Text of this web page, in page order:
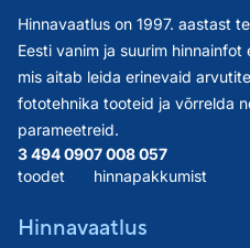
Hinnavaatlus on 1997. aastast
Eesti vanim ja suurim
mis aitab leida erinevaid
fototehnika tooteid ja võrrelda
parameetreid.
3 494 090
toodet
7 008 057
hinnapakkumist
Hinnavaatlus